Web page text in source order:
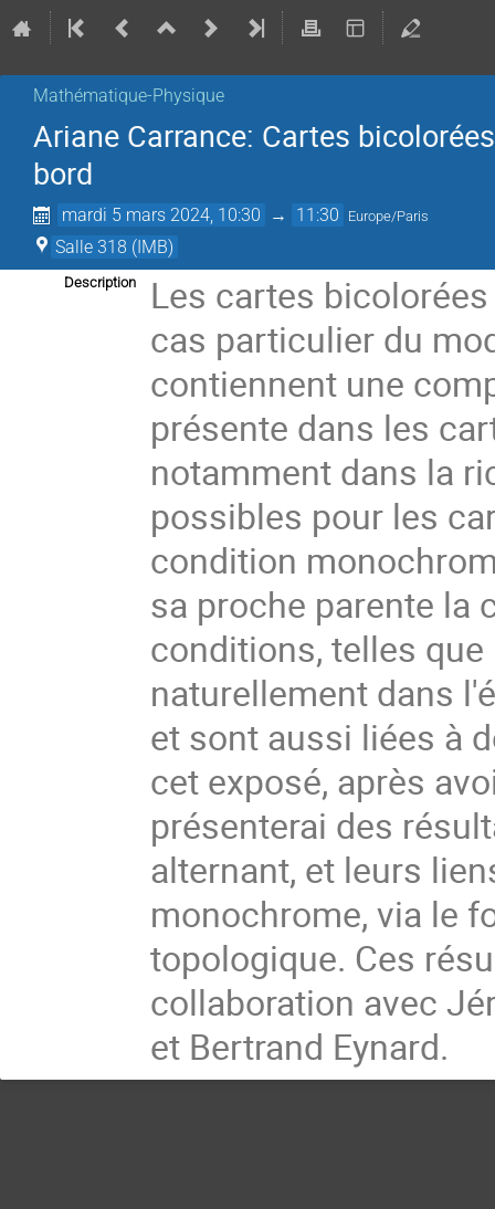
Mathématique-Physique
Ariane Carrance: Cartes
bord
mardi 5 mars 2024, 10:30 → 11:30 Europe/Paris
Salle 318 (IMB)
Description
Les cartes
cas particulier du
contiennent une
présente dans les
notamment dans la
possibles pour les
condition
sa proche parente la
conditions, telles
naturellement dans
et sont aussi liées à
cet exposé, après
présenterai des
alternant, et leurs
monochrome, via le
topologique. Ces
collaboration avec
et Bertrand Eynard.